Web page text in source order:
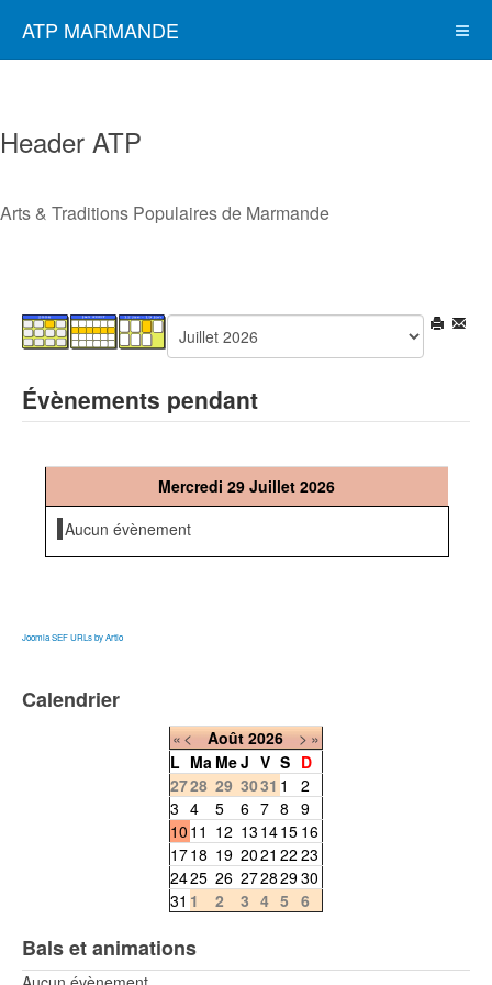
ATP MARMANDE
Header ATP
Arts & Traditions Populaires de Marmande
Évènements pendant
Mercredi 29 Juillet 2026
Aucun évènement
Joomla SEF URLs by Artio
Calendrier
«< Août 2026 >»
L Ma MeJ V S D
2728 29 3031 1
2
3 4 5 6 7 8 9
10 11 12 13 1415 16
1718 19 2021 22 23
2425 26 27282930
31 1 2 3 4 5 6
Bals et animations